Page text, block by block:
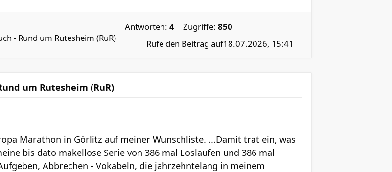
- Rund um Rutesheim (RuR)
Antworten: 4 Zugriffe: 850
18.07.2026, 15:41
Rufe den Beitrag auf
um Rutesheim (RuR)
Marathon in Görlitz auf meiner Wunschliste. ...Damit trat ein, was
bis dato makellose Serie von 386 mal Loslaufen und 386 mal
Abbrechen - Vokabeln, die jahrzehntelang in meinem